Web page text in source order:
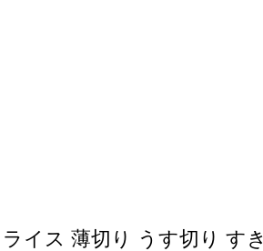
イス 薄切り うす切り す